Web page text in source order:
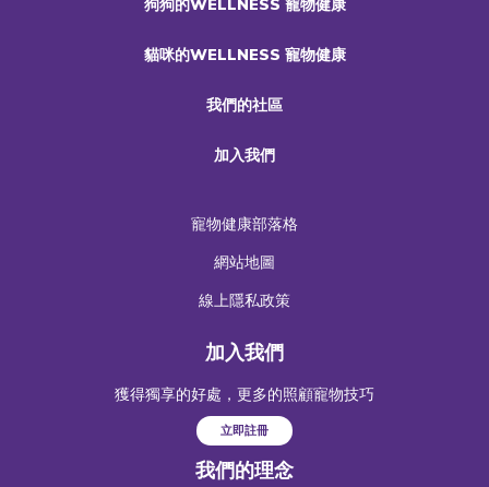
狗狗的WELLNESS 寵物健康
貓咪的WELLNESS 寵物健康
我們的社區
加入我們
寵物健康部落格
網站地圖
線上隱私政策
加入我們
獲得獨享的好處，更多的照顧寵物技巧
立即註冊
我們的理念